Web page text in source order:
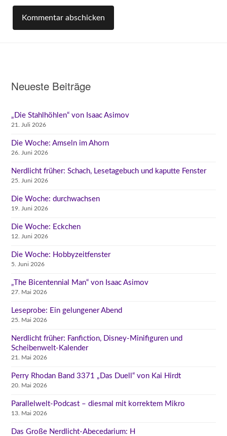
Neueste Beiträge
„Die Stahlhöhlen“ von Isaac Asimov
21. Juli 2026
Die Woche: Amseln im Ahorn
26. Juni 2026
Nerdlicht früher: Schach, Lesetagebuch und kaputte Fenster
25. Juni 2026
Die Woche: durchwachsen
19. Juni 2026
Die Woche: Eckchen
12. Juni 2026
Die Woche: Hobbyzeitfenster
5. Juni 2026
„The Bicentennial Man“ von Isaac Asimov
27. Mai 2026
Leseprobe: Ein gelungener Abend
25. Mai 2026
Nerdlicht früher: Fanfiction, Disney-Minifiguren und
Scheibenwelt-Kalender
21. Mai 2026
Perry Rhodan Band 3371 „Das Duell“ von Kai Hirdt
20. Mai 2026
Parallelwelt-Podcast – diesmal mit korrektem Mikro
13. Mai 2026
Das Große Nerdlicht-Abecedarium: H